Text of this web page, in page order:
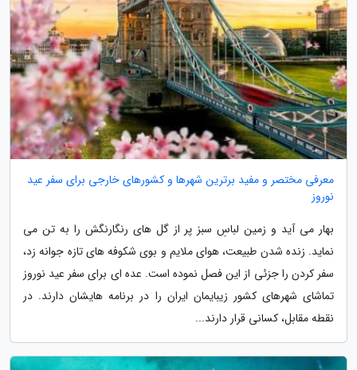
معرفی مختصر و مفید برترین شهرها و کشورهای خارجی برای سفر عید
نوروز
بهار می آید و زمین لباسِ سبز پر از گل های رنگارنگش را به تن می
نماید. زنده شدن طبیعت، هوای ملایم و بوی شکوفه های تازه جوانه زد،
سفر کردن را جزئی از این فصل نموده است. عده ای برای سفر عید نوروز
تماشای شهرهای کشور زیبایمان ایران را در برنامه هایشان دارند. در
نقطه مقابل، کسانی قرار دارند...